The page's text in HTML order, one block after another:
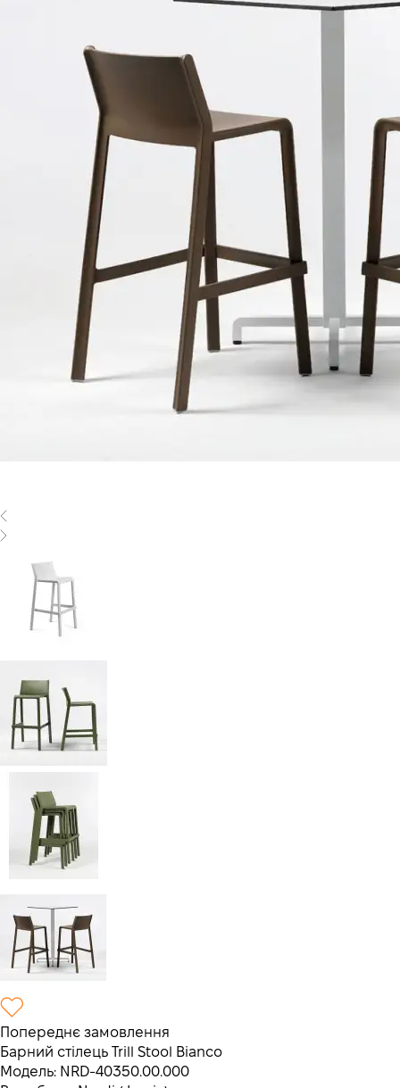
Попереднє замовлення
Барний стілець Trill Stool Bianco
Модель: NRD-40350.00.000